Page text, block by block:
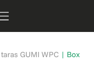
GUMI WPC | Box